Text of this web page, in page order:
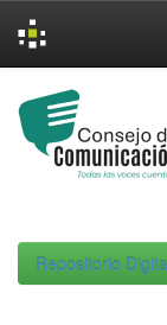
navigation
Repositorio